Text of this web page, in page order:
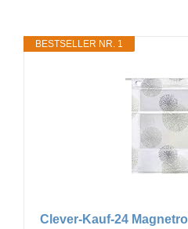
BESTSELLER NR. 1
Clever-Kauf-24